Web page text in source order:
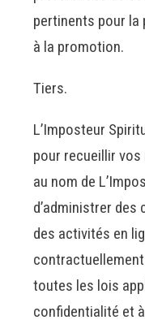
pertinents pour
à la promotion.
Tiers.
L’Imposteur
pour recueillir
au nom de
d’administrer
des activités en
toutes les lois
confidentialité et